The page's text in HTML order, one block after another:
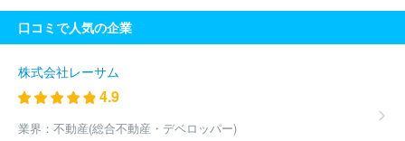
会社京樽分割会社
双日食料株式会社 株式会社ぬ利彦
三幸食品
株式会社
デリア食品株式会社
会社ＮＩＧＩＴＡ
株式会社ベジテック
ベンダーサービス株式会
社
中央魚類株式会社
社
株式会社坂口
会社
ニチモウ株式会社 株式会社ペッパーフードサービス
株式
口コミで人気の企業
株式会社レーサム
4.9
業界： 不動産(総合不動産・デベロッパー)